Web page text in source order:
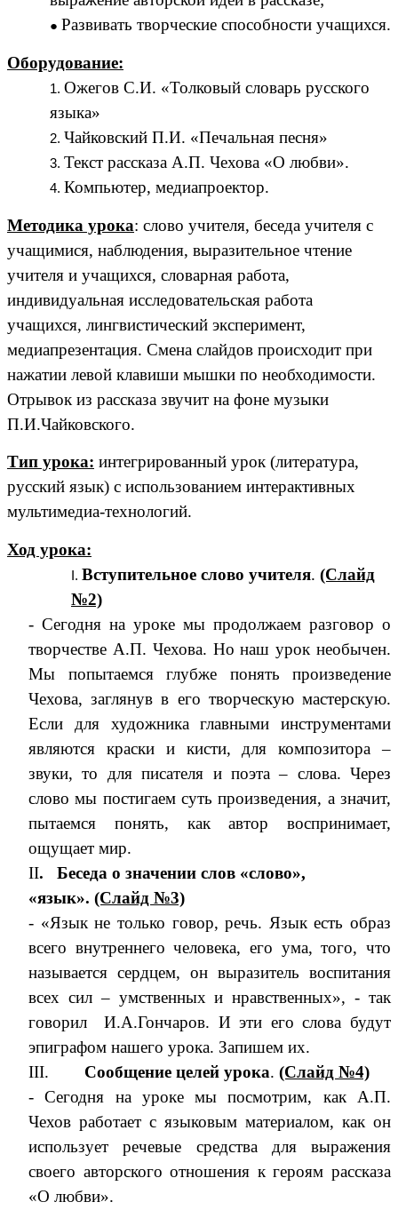
Развивать творческие способности учащихся.
Оборудование:
Ожегов С.И. «Толковый словарь русского
языка»
Чайковский П.И. «Печальная песня»
Текст рассказа А.П. Чехова «О любви».
Компьютер, медиапроектор.
Методика урока: слово учителя, беседа учителя с
учащимися, наблюдения, выразительное чтение
учителя и учащихся, словарная работа,
индивидуальная исследовательская работа
учащихся, лингвистический эксперимент,
медиапрезентация. Смена слайдов происходит при
нажатии левой клавиши мышки по необходимости.
Отрывок из рассказа звучит на фоне музыки
П.И.Чайковского.
Тип урока: интегрированный урок (литература,
русский язык) с использованием интерактивных
мультимедиа-технологий.
Ход урока:
Вступительное слово учителя. (Слайд
№2)
- Сегодня на уроке мы продолжаем разговор о
творчестве А.П. Чехова. Но наш урок необычен.
Мы попытаемся глубже понять произведение
Чехова, заглянув в его творческую мастерскую.
Если для художника главными инструментами
являются краски и кисти, для композитора –
звуки, то для писателя и поэта – слова. Через
слово мы постигаем суть произведения, а значит,
пытаемся понять, как автор воспринимает,
ощущает мир.
II. Беседа о значении слов «слово»,
«язык». (Слайд №3)
- «Язык не только говор, речь. Язык есть образ
всего внутреннего человека, его ума, того, что
называется сердцем, он выразитель воспитания
всех сил – умственных и нравственных», - так
говорил И.А.Гончаров. И эти его слова будут
эпиграфом нашего урока. Запишем их.
III. Сообщение целей урока. (Слайд №4)
- Сегодня на уроке мы посмотрим, как А.П.
Чехов работает с языковым материалом, как он
использует речевые средства для выражения
своего авторского отношения к героям рассказа
«О любви».